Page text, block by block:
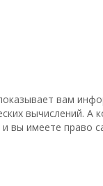
вам
вычислений.
вы имеете право